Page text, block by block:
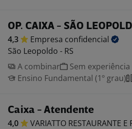
OP. CAIXA - SÃO
4,3 Empresa confidencial
São Leopoldo - RS
A combinar
Sem experiência
Ensino Fundamental (1º grau)
Caixa - Atendente
4,0 VARIATTO RESTAURANTE E